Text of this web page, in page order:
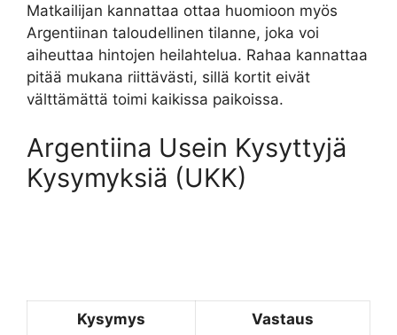
Matkailijan kannattaa ottaa huomioon myös
Argentiinan taloudellinen tilanne, joka voi
aiheuttaa hintojen heilahtelua. Rahaa kannattaa
pitää mukana riittävästi, sillä kortit eivät
välttämättä toimi kaikissa paikoissa.
Argentiina Usein Kysyttyjä
Kysymyksiä (UKK)
Kysymys Vastaus